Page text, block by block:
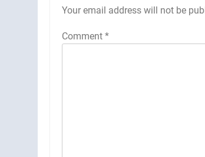
Your email address will not be
Comment *